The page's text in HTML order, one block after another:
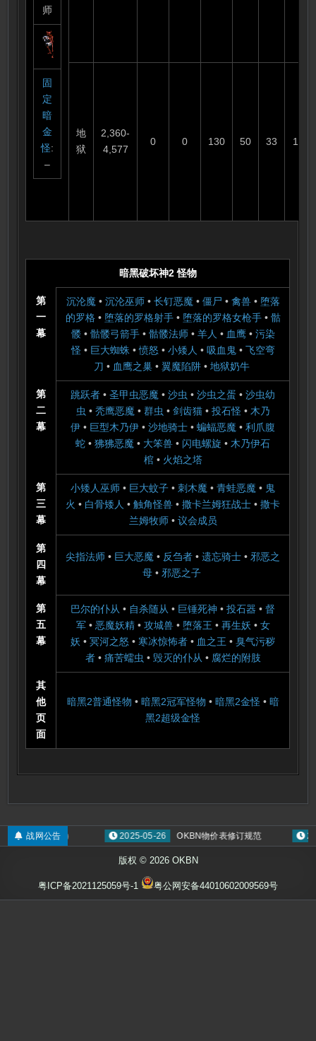
师
固
定
暗
金
怪:
–
地
狱
2,360-
4,577
0 0 130 50 33 110
暗黑破坏神2 怪物
第
一
幕
沉沦魔 • 沉沦巫师• 长钉恶魔 • 僵尸 • 禽兽• 堕落
的罗格• 堕落的罗格射手• 堕落的罗格女枪手• 骷
髅• 骷髅弓箭手• 骷髅法师• 羊人 • 血鹰• 污染
怪 • 巨大蜘蛛 •愤怒 • 小矮人 • 吸血鬼• 飞空弯
刀 • 血鹰之巢• 翼魔陷阱• 地狱奶牛
第
二
幕
跳跃者 •圣甲虫恶魔 •沙虫 •沙虫之蛋 •沙虫幼
虫 • 秃鹰恶魔 • 群虫 • 剑齿猫• 投石怪 • 木乃
伊 • 巨型木乃伊 •沙地骑士 •蝙蝠恶魔 •利爪腹
蛇 •狒狒恶魔 • 大笨兽 • 闪电螺旋 • 木乃伊石
棺• 火焰之塔
第
三
幕
小矮人巫师 • 巨大蚊子 •刺木魔 •青蛙恶魔 • 鬼
火 • 白骨矮人 •触角怪兽 •撒卡兰姆狂战士 •撒卡
兰姆牧师• 议会成员
第
四
幕
尖指法师 • 巨大恶魔 • 反刍者 •遗忘骑士 • 邪恶之
母• 邪恶之子
第
五
幕
巴尔的仆从 • 自杀随从 • 巨锤死神 •投石器 •督
军• 恶魔妖精• 攻城兽• 堕落王 • 再生妖 • 女
妖 •冥河之怒 • 寒冰惊怖者 • 血之王 •臭气污秽
者• 痛苦蠕虫 • 毁灭的仆从 • 腐烂的附肢
其
他
页
面
暗黑2普通怪物 • 暗黑2冠军怪物 • 暗黑2金怪 • 暗
黑2超级金怪
战网公告
显示ED） 2025-05-26 OKBN物价表修订规范 2022-
版权 © 2026 OKBN
粤ICP备2021125059号-1 粤公网安备44010602009569号